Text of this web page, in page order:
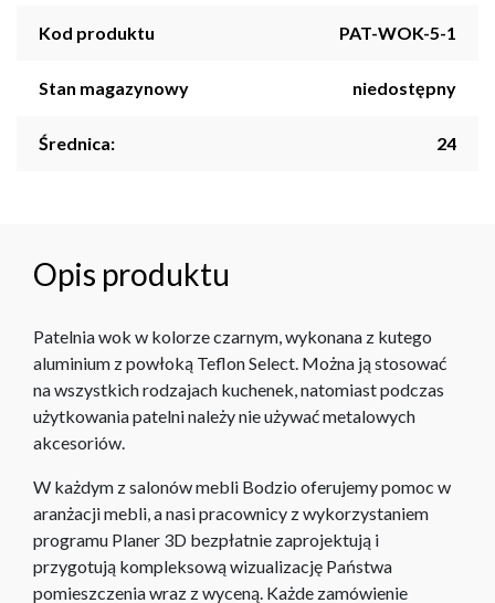
Kod produktu PAT-WOK-5-1
Stan magazynowy niedostępny
Średnica: 24
Opis produktu
Patelnia wok w kolorze czarnym, wykonana z kutego
aluminium z powłoką Teflon Select. Można ją stosować
na wszystkich rodzajach kuchenek, natomiast podczas
użytkowania patelni należy nie używać metalowych
akcesoriów.
W każdym z salonów mebli Bodzio oferujemy pomoc w
aranżacji mebli, a nasi pracownicy z wykorzystaniem
programu Planer 3D bezpłatnie zaprojektują i
przygotują kompleksową wizualizację Państwa
pomieszczenia wraz z wyceną. Każde zamówienie